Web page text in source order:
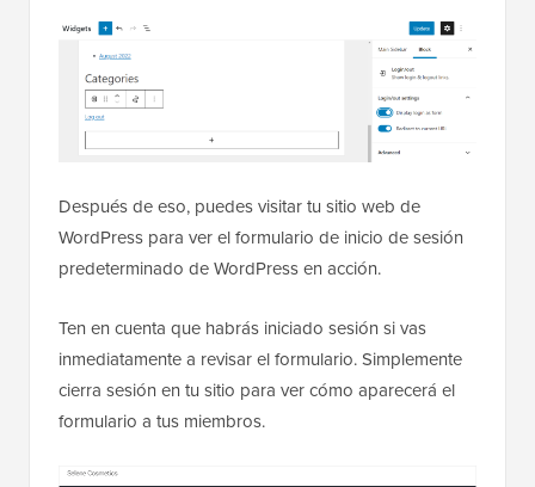
Después de eso, puedes visitar tu sitio web de
WordPress para ver el formulario de inicio de sesión
predeterminado de WordPress en acción.
Ten en cuenta que habrás iniciado sesión si vas
inmediatamente a revisar el formulario. Simplemente
cierra sesión en tu sitio para ver cómo aparecerá el
formulario a tus miembros.